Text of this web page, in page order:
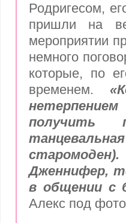
Родригесом,
пришли на
мероприятии
немного
которые, по
временем.
получить
Дженнифер,
в общении с
Алекс под